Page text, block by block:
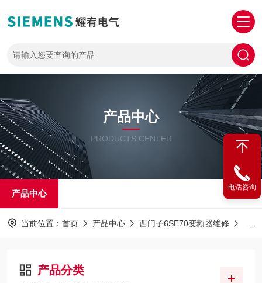
产品中心
PRODUCTS CENTER
产品中心
当前位置： 首页 产品中心 西门子6SE70变频器维修
产品分类
电话咨询